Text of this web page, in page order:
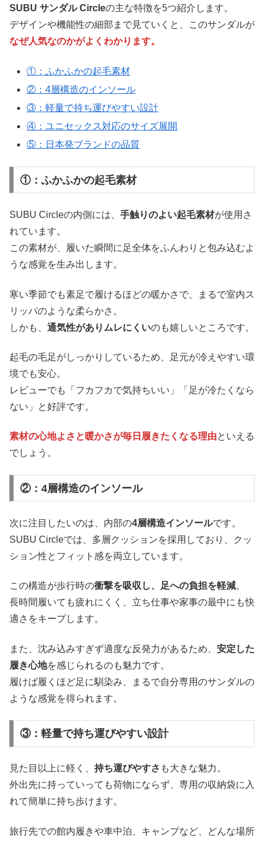
SUBU サンダル Circleの主な特徴を5つ紹介します。
デザインや機能性の細部まで見ていくと、このサンダルが
なぜ人気なのかがよくわかります。
①：ふかふかの起毛素材
②：4層構造のインソール
③：軽量で持ち運びやすい設計
④：ユニセックス対応のサイズ展開
⑤：日本発ブランドの品質
①：ふかふかの起毛素材
SUBU Circleの内側には、 手触りのよい起毛素材が使用さ
れています。
この素材が、履いた瞬間に足全体をふんわりと包み込むよ
うな感覚を生み出します。
寒い季節でも素足で履けるほどの暖かさで、まるで室内ス
リッパのような柔らかさ。
しかも、 通気性がありムレにくいのも嬉しいところです。
起毛の毛足がしっかりしているため、足元が冷えやすい環
境でも安心。
レビューでも「フカフカで気持ちいい」「足が冷たくなら
ない」と好評です。
素材の心地よさと暖かさが毎日履きたくなる理由といえる
でしょう。
②：4層構造のインソール
次に注目したいのは、内部の4層構造インソールです。
SUBU Circleでは、多層クッションを採用しており、クッ
ション性とフィット感を両立しています。
この構造が歩行時の衝撃を吸収し、足への負担を軽減。
長時間履いても疲れにくく、立ち仕事や家事の最中にも快
適さをキープします。
また、沈み込みすぎず適度な反発力があるため、 安定した
履き心地を感じられるのも魅力です。
履けば履くほど足に馴染み、まるで自分専用のサンダルの
ような感覚を得られます。
③：軽量で持ち運びやすい設計
見た目以上に軽く、 持ち運びやすさ も大きな魅力。
外出先に持っていっても荷物にならず、専用の収納袋に入
れて簡単に持ち歩けます。
旅行先での館内履きや車中泊、キャンプなど、どんな場所